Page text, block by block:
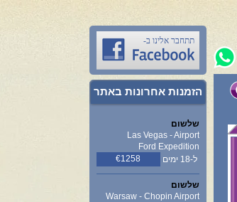
תתחבר אלינו ב-
הזמנות אחרונות באתר
שלשום
Las Vegas - Airport
Ford Expedition
€1258
ל-18 ימים
שלשום
Warsaw - Chopin Airport